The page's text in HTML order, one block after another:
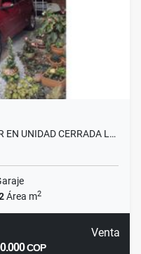
EN UNIDAD CERRADA L…
Área m2
Venta
COP